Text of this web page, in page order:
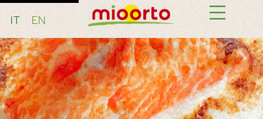
IT EN